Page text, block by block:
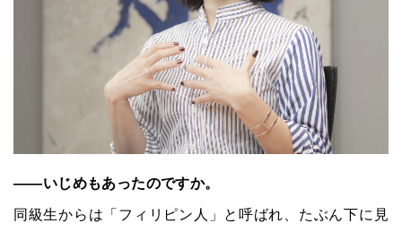
――いじめもあったのですか。
同級生からは「フィリピン人」と呼ばれ、たぶん下に見